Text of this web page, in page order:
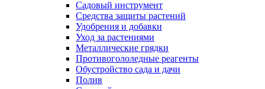
Садовый инструмент
Средства защиты растений
Удобрения и добавки
Уход за растениями
Металлические грядки
Противогололедные реагенты
Обустройство сада и дачи
Полив